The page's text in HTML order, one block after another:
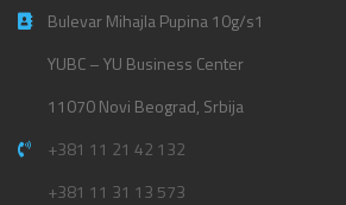
Bulevar Mihajla Pupina 10g/s1
YUBC – YU Business Center
11070 Novi Beograd, Srbija
+381 11 21 42 132
+381 11 31 13 573